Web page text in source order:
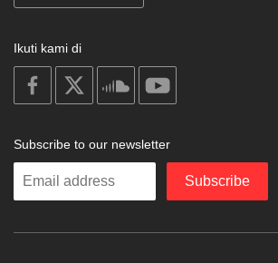
Ikuti kami di
on
facebook
soundcloud
Subscribe to our newsletter
Enter
Subscribe